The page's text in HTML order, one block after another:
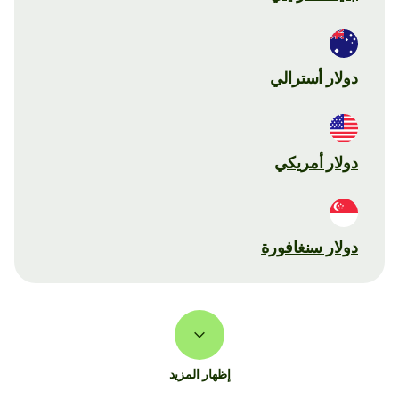
دولار أسترالي
دولار أمريكي
دولار سنغافورة
إظهار المزيد